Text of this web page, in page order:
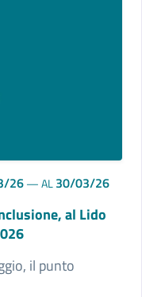
26—AL30/03/26
al Lido
il punto